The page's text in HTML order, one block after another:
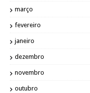
março
fevereiro
janeiro
dezembro
novembro
outubro